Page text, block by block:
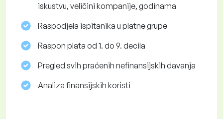
iskustvu, veličini kompanije, godinama
Raspodjela ispitanika u platne grupe
Raspon plata od 1. do 9. decila
Pregled svih praćenih nefinansijskih davanja
Analiza finansijskih koristi